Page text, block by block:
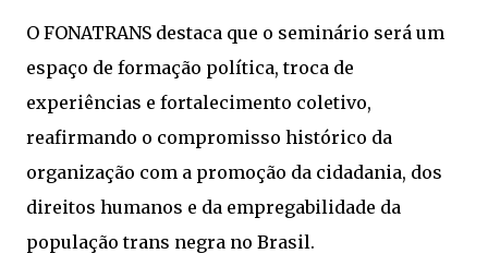
O FONATRANS destaca que o seminário será um
espaço de formação política, troca de
experiências e fortalecimento coletivo,
reafirmando o compromisso histórico da
organização com a promoção da cidadania, dos
direitos humanos e da empregabilidade da
população trans negra no Brasil.